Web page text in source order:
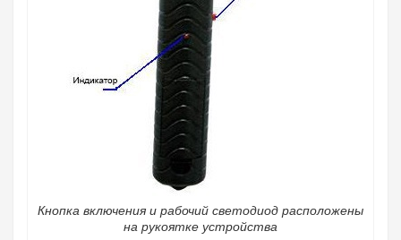
Кнопка включения и рабочий светодиод расположены
на рукоятке устройства